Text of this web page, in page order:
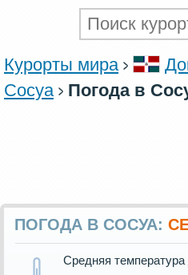
Курорты мира
Сосуа
Погода в
ПОГОДА В СОСУА:
Средняя